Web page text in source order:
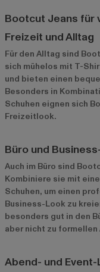
Bootcut Jeans für
Freizeit und Alltag
Für den Alltag sind
sich mühelos mit T-
und bieten einen
Besonders in
Schuhen eignen sich
Freizeitlook.
Büro und
Auch im Büro sind
Kombiniere sie mit
Schuhen, um einen
Business-Look zu
besonders gut in den
aber nicht zu
Abend- und